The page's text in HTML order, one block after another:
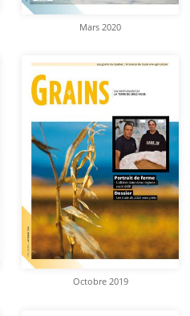
Mars 2020
Octobre 2019